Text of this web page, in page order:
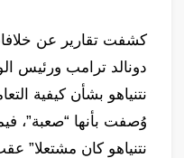
كشفت تقارير عن
دونالد ترامب ورئيس
نتنياهو بشأن كيفية
وُصفت بأنها “صعبة”،
نتنياهو كان مشتعلا”